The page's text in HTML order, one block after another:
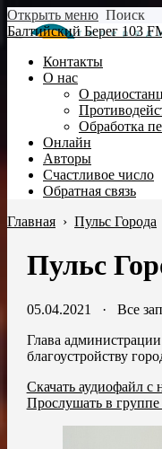
Открыть меню Поиск
Балтийский Берег 103
Контакты
О нас
О
Обработка
Онлайн
Авторы
Счастливое число
Обратная связь
Главная › Пульс Города
Пульс
05.04.2021 · Все
Глава
благоустройству
Скачать аудиофайл с
Прослушать в